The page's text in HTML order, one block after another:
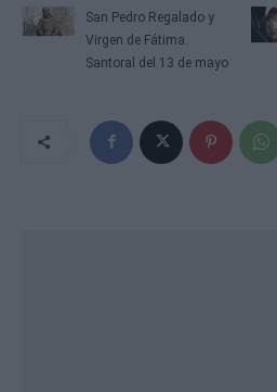
San Pedro Regalado y
Virgen de Fátima.
Santoral del 13 de mayo